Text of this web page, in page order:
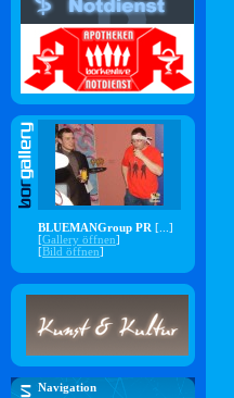
BLUEMANGroup PR [...]
[Gallery öffnen]
[Bild öffnen]
Navigation